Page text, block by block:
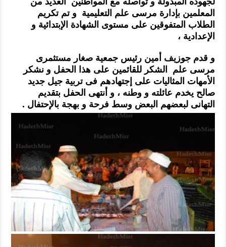
المعلمين بإدارة مرسى علم التعليمية و تم تكريم
الطلاب المتفوقين على مستوى الشهادة الإبتدائية و
الإعدادية ،
و قدم جوزيف أمين رئيس جمعية صغار مستثمرى
مرسى علم الشكر للقائمين على هذا الحفل و نشكر
الأمهات المثاليات على إجتهادهم فى تربية جيل جديد
صالح يخدم عائلته و وطنه ، و أنتهى الحفل بتقديم
التهانى لبعضهم البعض وسط فرحة و بهجة بالإحتفال .